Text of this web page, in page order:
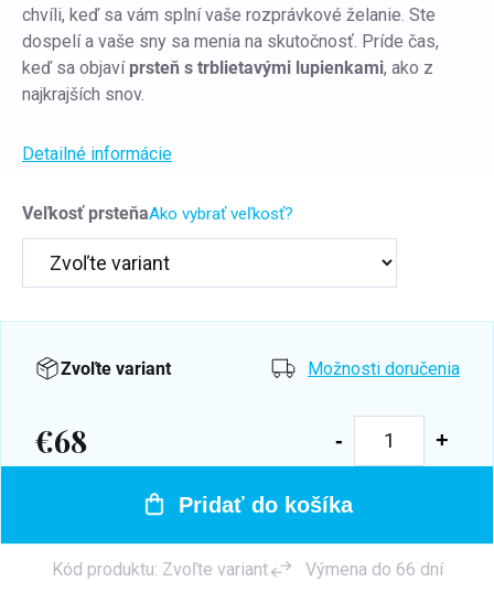
Veľkosť prsteňaAko vybrať veľkosť?
chvíli, keď sa vám splní vaše rozprávkové želanie. Ste
dospelí a vaše sny sa menia na skutočnosť. Príde čas,
keď sa objaví prsteň s trblietavými lupienkami, ako z
najkrajších snov.
Detailné informácie
Zvoľte variant Možnosti doručenia
€68
Jednotková
Pridať do košíka
Kód produktu: Zvoľte variant Výmena do 66 dní